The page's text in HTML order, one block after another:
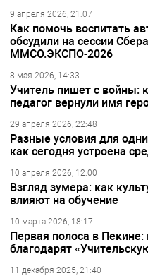
9 апреля 2026, 21:07
Как помочь воспитать
обсудили на сессии
ММСО.ЭКСПО-2026
8 мая 2026, 14:33
Учитель пишет с войны:
педагог вернули имя
29 апреля 2026, 22:48
Разные условия для
как сегодня устроена
10 апреля 2026, 12:00
Взгляд зумера: как
влияют на обучение
10 марта 2026, 18:17
Первая полоса в Пекине:
благодарят
11 декабря 2025, 21:40